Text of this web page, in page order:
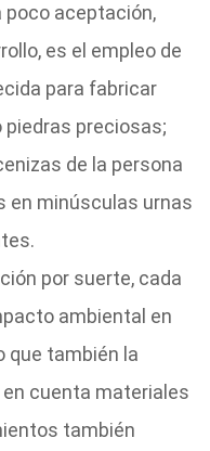
poco aceptación,
es el empleo de
para fabricar
preciosas;
de la persona
en minúsculas urnas
por suerte, cada
ambiental en
que también la
cuenta materiales
también